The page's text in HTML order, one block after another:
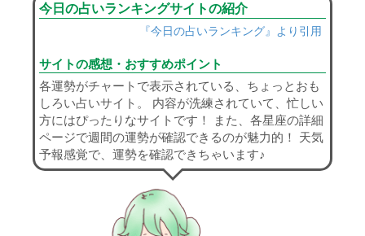
今日の占いランキングサイトの紹介
『今日の占いランキング』より引用
サイトの感想・おすすめポイント
各運勢がチャートで表示されている、ちょっとおも
しろい占いサイト。 内容が洗練されていて、忙しい
方にはぴったりなサイトです！ また、各星座の詳細
ページで週間の運勢が確認できるのが魅力的！ 天気
予報感覚で、運勢を確認できちゃいます♪